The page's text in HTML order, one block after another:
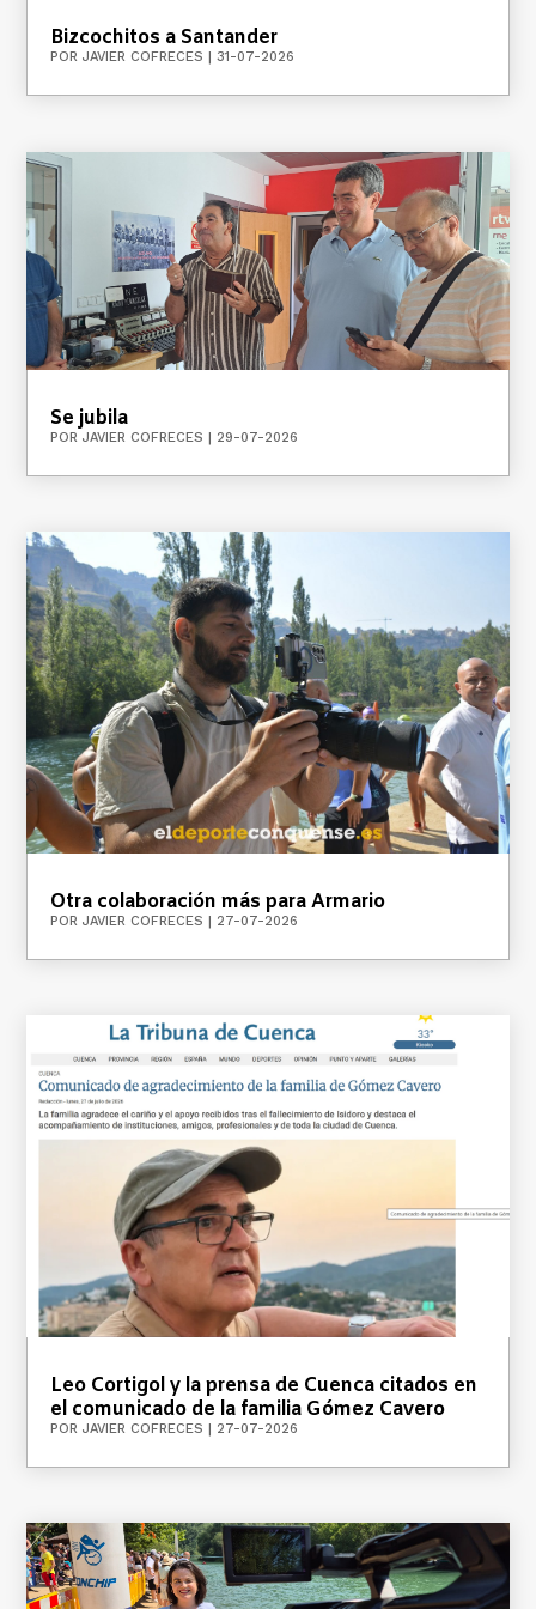
Bizcochitos a Santander
PORJAVIER COFRECES |31-07-2026
Se jubila
PORJAVIER COFRECES | 29-07-2026
Otra colaboración más para Armario
PORJAVIER COFRECES | 27-07-2026
Leo Cortigol y la prensa de Cuenca citados en
el comunicado de la familia Gómez Cavero
PORJAVIER COFRECES | 27-07-2026